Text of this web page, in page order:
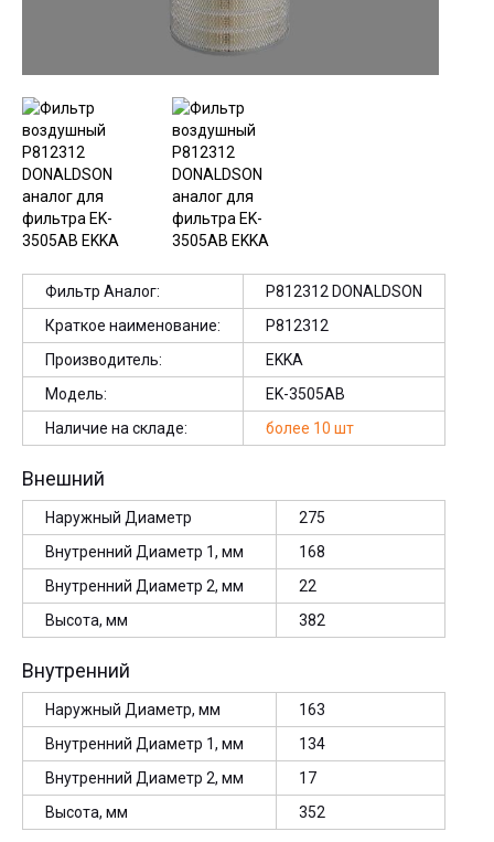
Фильтр Аналог:
P812312 DONALDSON
Краткое наименование:
P812312
Производитель:
EKKA
Модель:
EK-3505AB
Наличие на складе:
более 10 шт
Внешний
Наружный Диаметр
275
Внутренний Диаметр 1, мм
168
Внутренний Диаметр 2, мм
22
Высота, мм
382
Внутренний
Наружный Диаметр, мм
163
Внутренний Диаметр 1, мм
134
Внутренний Диаметр 2, мм
17
Высота, мм
352